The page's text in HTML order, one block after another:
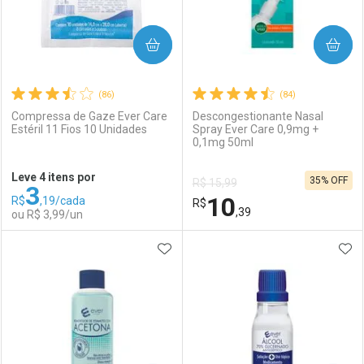
Comprar sem Desconto
Por R$ 6,07/cada
Comprar sem Desconto
Por R$ 6,07/cada
Ativar Desconto
Comprar sem Desconto
Por R$ 2,87/cada
Comprar sem Desconto
Por R$ 2,87/cada
(86)
Compressa de Gaze Ever Care
Estéril 11 Fios 10 Unidades
Leve 4 itens por
R$3,19/cada
ou R$ 3,99/un
COMPRAR
Laboratório
Por Menos
(84)
Descongestionante Nasal
Spray Ever Care 0,9mg +
0,1mg 50ml
R$ 15,99
R$10,39
35% OFF
COMPRAR
Laboratório
Por Menos
ADICIONAR AOS FAVORITOS